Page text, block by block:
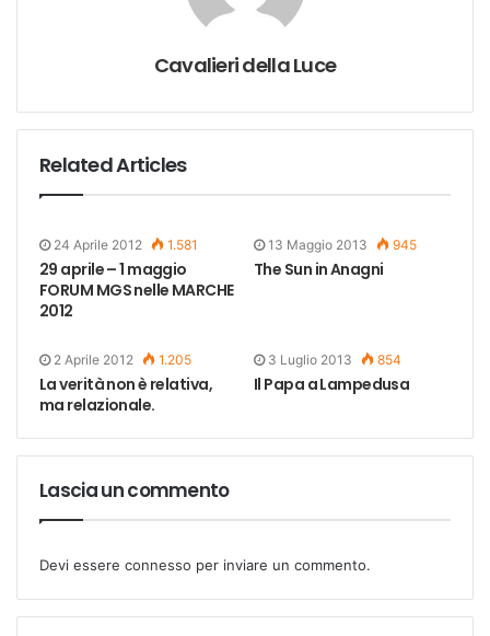
Cavalieri della Luce
Related Articles
24 Aprile 2012 1.581
29 aprile – 1 maggio
FORUM MGS nelle MARCHE
2012
13 Maggio 2013 945
The Sun in Anagni
2 Aprile 2012 1.205
La verità non è relativa,
ma relazionale.
3 Luglio 2013 854
Il Papa a Lampedusa
Lascia un commento
Devi essere connesso per inviare un commento.